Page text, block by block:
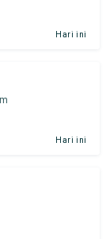
Hari ini
Hari ini